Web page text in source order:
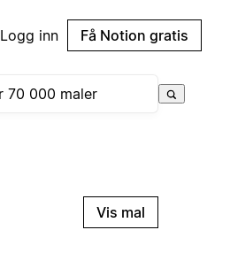
Logg inn Få Notion gratis
Vis mal